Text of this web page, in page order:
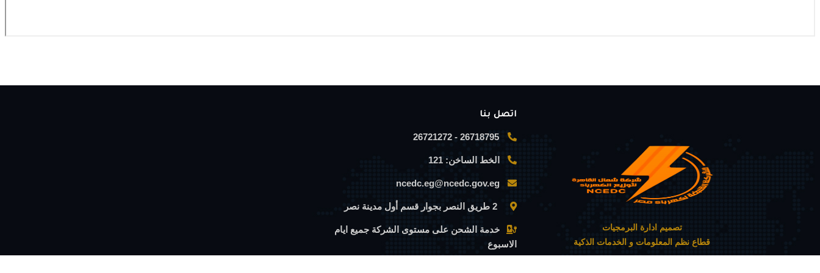
تصميم ادارة البرمجيات
قطاع نظم المعلومات و الخدمات الذكية
اتصل بنا
الخط الساخن: 121
ncedc.eg@ncedc.gov.eg
خدمة الشحن على مستوى الشركة جميع ايام
الاسبوع